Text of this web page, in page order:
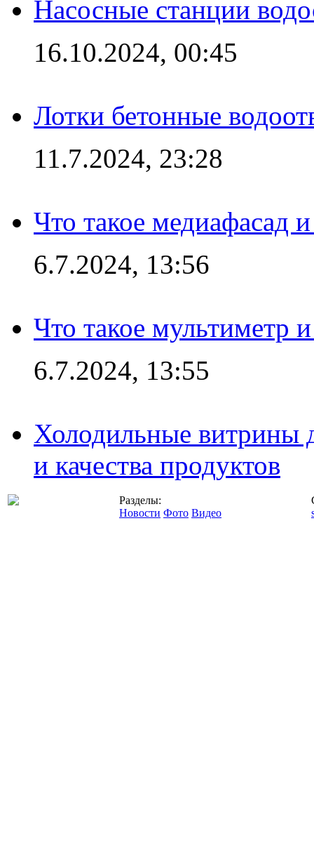
Насосные станции
16.10.2024, 00:45
Лотки бетонные
11.7.2024, 23:28
Что такое медиафасад
6.7.2024, 13:56
Что такое мультиметр
6.7.2024, 13:55
Холодильные витрины
и качества продуктов
Разделы:
Новости Фото Видео